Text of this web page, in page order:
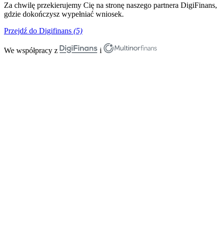
Za chwilę przekierujemy Cię na stronę naszego partnera DigiFinans,
gdzie dokończysz wypełniać wniosek.
Przejdź do Digifinans (5)
We współpracy z i